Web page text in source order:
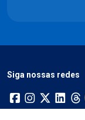
Siga nossas redes